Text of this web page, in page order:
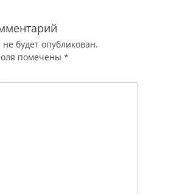
будет опубликован.
помечены *